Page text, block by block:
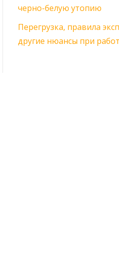
черно-белую утопию
Перегрузка, правила
другие нюансы при